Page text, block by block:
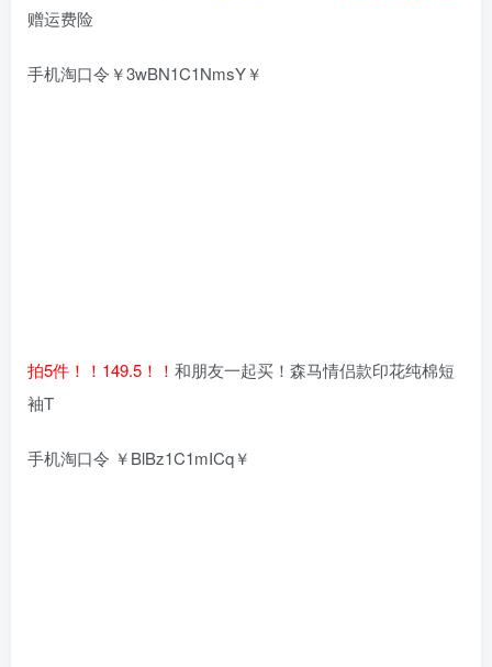
赠运费险
手机淘口令￥3wBN1C1NmsY￥
拍5件！！149.5！！ 和朋友一起买！森马情侣款印花纯棉短
袖T
手机淘口令 ￥BlBz1C1mICq￥